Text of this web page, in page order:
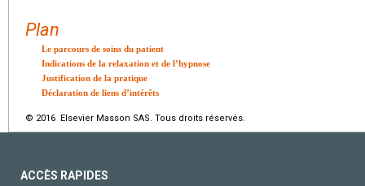
Plan
Le parcours de soins du patient
Indications de la relaxation et de l’hypnose
Justification de la pratique
Déclaration de liens d’intérêts
© 2016 Elsevier Masson SAS. Tous droits réservés.
ACCÈS RAPIDES